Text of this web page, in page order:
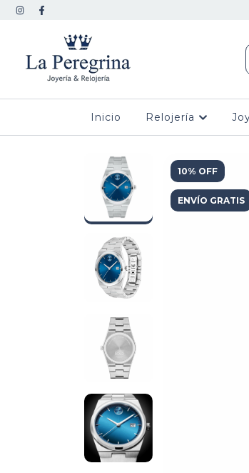
Inicio Relojería
10% OFF
ENVÍO GRATIS